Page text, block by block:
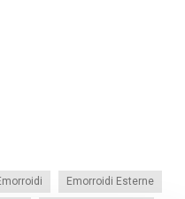
Emorroidi Esterne